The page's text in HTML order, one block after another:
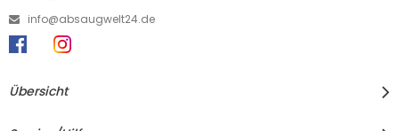
info@absaugwelt24.de
Übersicht